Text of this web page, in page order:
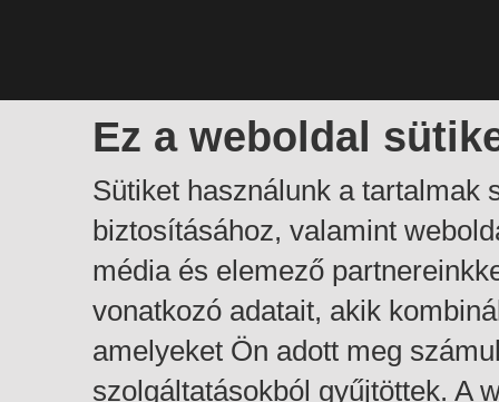
Ez a weboldal
Sütiket használunk a tartalmak
biztosításához, valamint
média és elemező
vonatkozó adatait, akik
amelyeket Ön adott meg
szolgáltatásokból gyűjtöttek. A